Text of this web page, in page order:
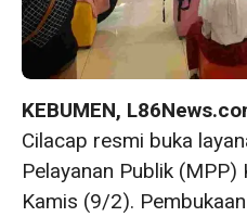
KEBUMEN,
Cilacap resmi buka
Pelayanan Publik (MPP)
Kamis (9/2).